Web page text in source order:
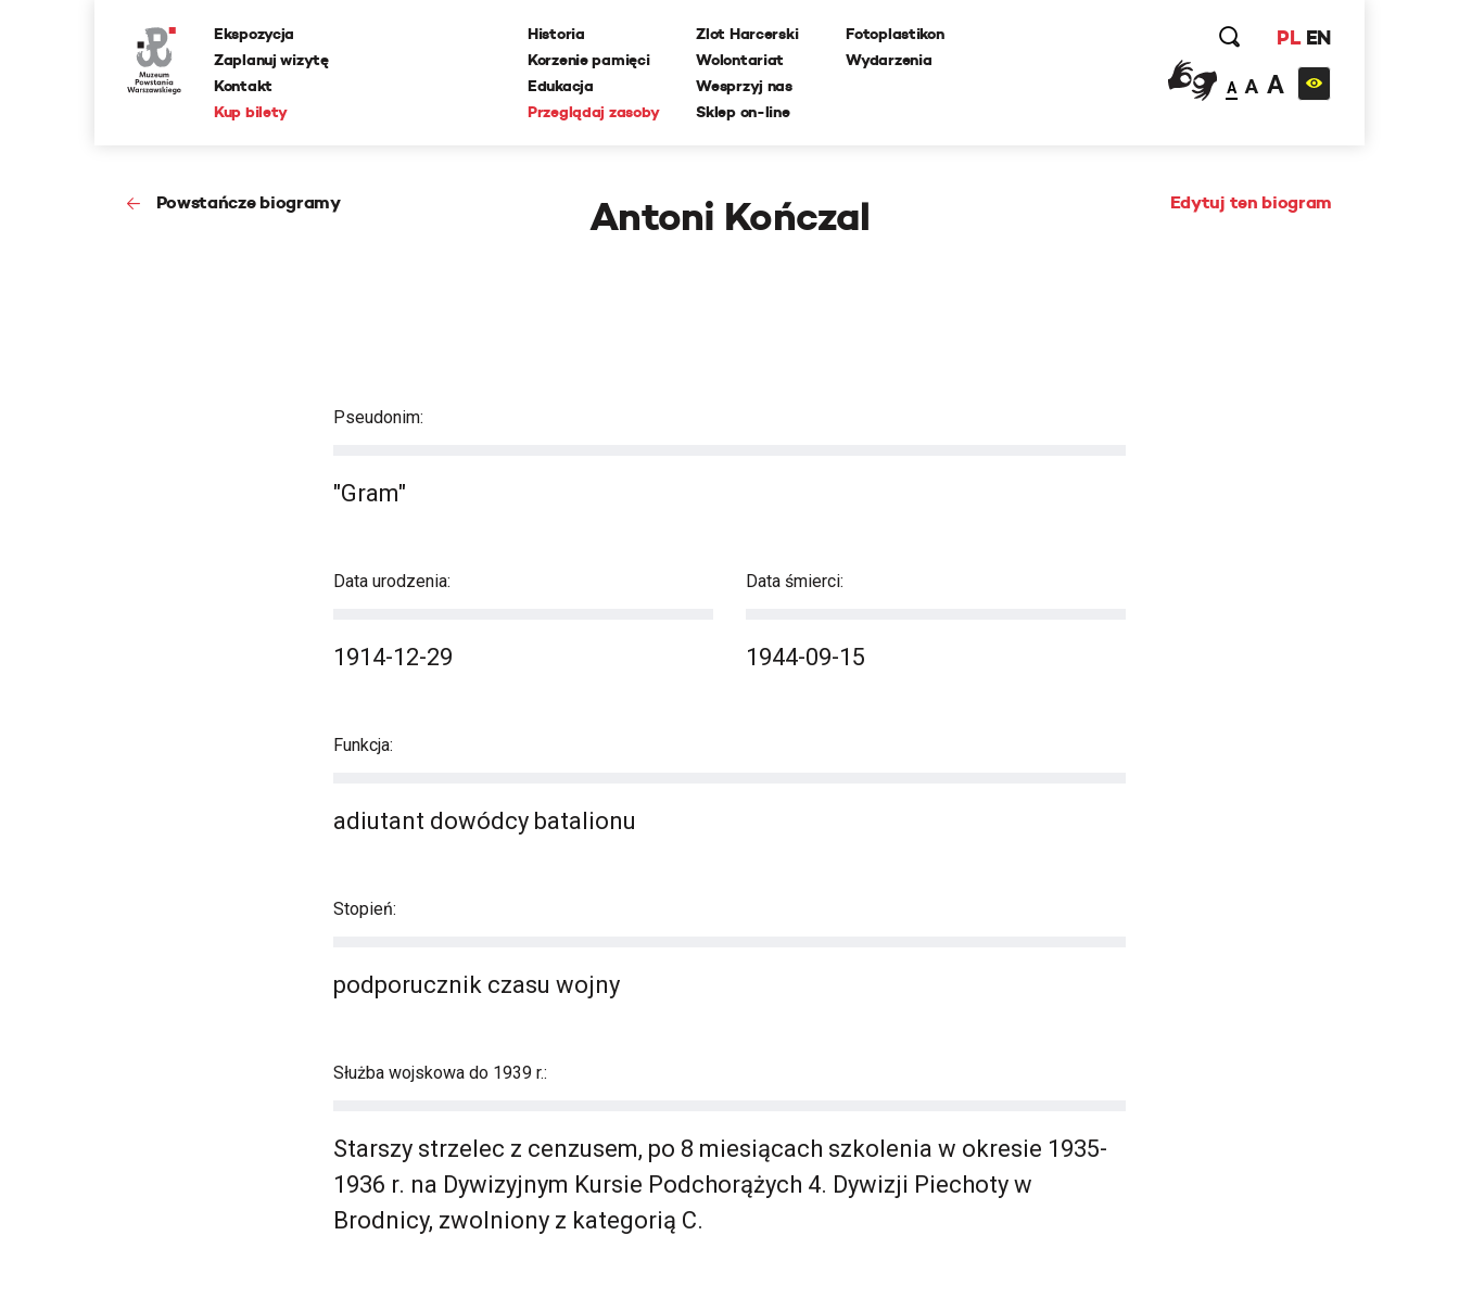
Ekspozycja
Zaplanuj wizytę
Kontakt
Kup bilety
Historia
Korzenie pamięci
Edukacja
Przeglądaj zasoby
Zlot Harcerski
Wolontariat
Wesprzyj nas
Sklep on-line
Fotoplastikon
Wydarzenia
PL EN
A A A
Powstańcze biogramy Edytuj ten biogram
Antoni Kończal
Pseudonim:
"Gram"
Data urodzenia:
1914-12-29
Data śmierci:
1944-09-15
Funkcja:
adiutant dowódcy batalionu
Stopień:
podporucznik czasu wojny
Służba wojskowa do 1939 r.:
Starszy strzelec z cenzusem, po 8 miesiącach szkolenia w okresie 1935-
1936 r. na Dywizyjnym Kursie Podchorążych 4. Dywizji Piechoty w
Brodnicy, zwolniony z kategorią C.